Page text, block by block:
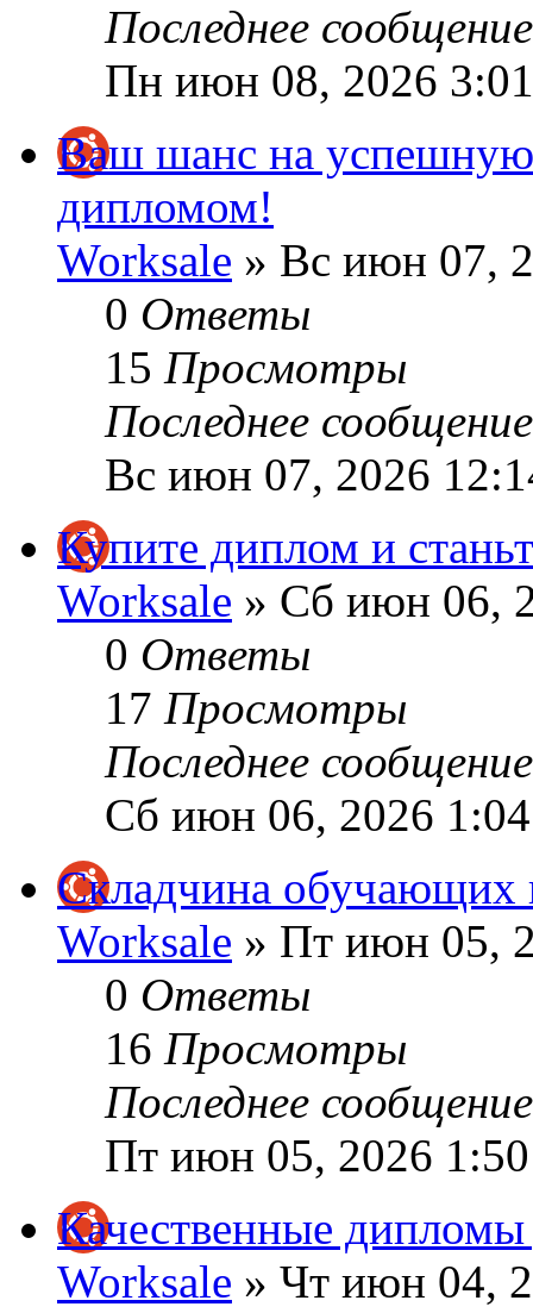
Последнее
Пн июн 08, 2026
Ваш шанс на успешную
дипломом!
Worksale » Вс июн 07,
0 Ответы
15 Просмотры
Последнее
Вс июн 07, 2026
Купите диплом и
Worksale » Сб июн 06,
0 Ответы
17 Просмотры
Последнее
Сб июн 06, 2026
Складчина обучающих
Worksale » Пт июн 05,
0 Ответы
16 Просмотры
Последнее
Пт июн 05, 2026
Качественные
Worksale » Чт июн 04,